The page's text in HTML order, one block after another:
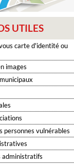
UTILES
carte d'identité ou
images
personnes vulnérables
administratifs